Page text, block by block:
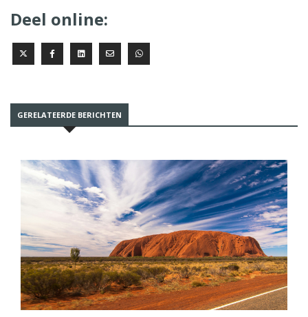
Deel online:
GERELATEERDE BERICHTEN